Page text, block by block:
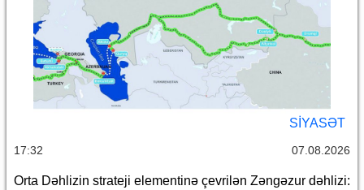
SİYASƏT
17:32 07.08.2026
Orta Dəhlizin strateji elementinə çevrilən Zəngəzur dəhlizi: